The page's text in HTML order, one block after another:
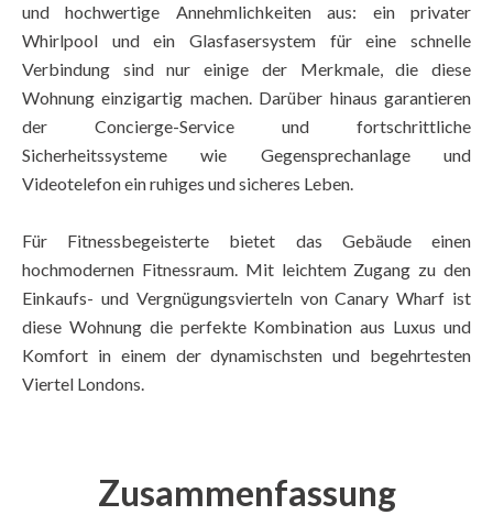
und hochwertige Annehmlichkeiten aus: ein privater
Whirlpool und ein Glasfasersystem für eine schnelle
Verbindung sind nur einige der Merkmale, die diese
Wohnung einzigartig machen. Darüber hinaus garantieren
der Concierge-Service und fortschrittliche
Sicherheitssysteme wie Gegensprechanlage und
Videotelefon ein ruhiges und sicheres Leben.
Für Fitnessbegeisterte bietet das Gebäude einen
hochmodernen Fitnessraum. Mit leichtem Zugang zu den
Einkaufs- und Vergnügungsvierteln von Canary Wharf ist
diese Wohnung die perfekte Kombination aus Luxus und
Komfort in einem der dynamischsten und begehrtesten
Viertel Londons.
Zusammenfassung